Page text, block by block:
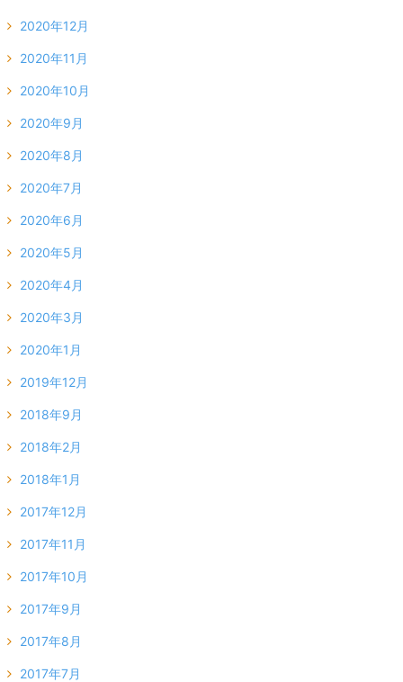
2020年12月
2020年11月
2020年10月
2020年9月
2020年8月
2020年7月
2020年6月
2020年5月
2020年4月
2020年3月
2020年1月
2019年12月
2018年9月
2018年2月
2018年1月
2017年12月
2017年11月
2017年10月
2017年9月
2017年8月
2017年7月